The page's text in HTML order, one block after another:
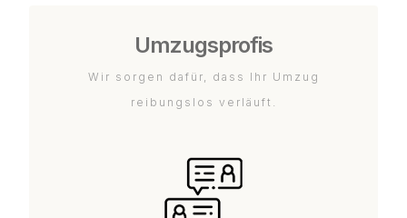
Umzugsprofis
Wir sorgen dafür, dass Ihr Umzug
reibungslos verläuft.